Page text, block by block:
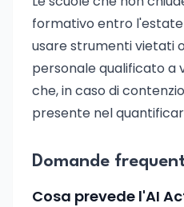
formativo entro
usare strumenti vietati
personale qualificato a
che, in caso di
presente nel
Domande
Cosa prevede l'AI